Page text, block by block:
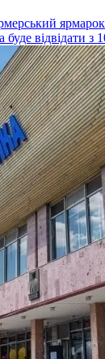
ярмарок
відвідати з